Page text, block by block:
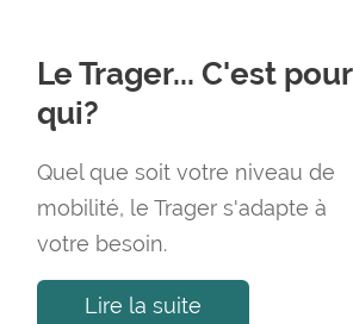
Le Trager... C'est pour
qui?
Quel que soit votre niveau de
mobilité, le Trager s'adapte à
votre besoin.
Lire la suite